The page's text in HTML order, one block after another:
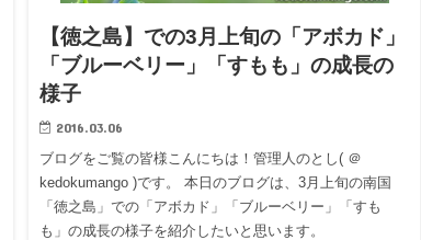
【徳之島】での3月上旬の「アボカド」
「ブルーベリー」「すもも」の成長の
様子
2016.03.06
ブログをご覧の皆様こんにちは！管理人のとし( ＠
kedokumango )です。 本日のブログは、3月上旬の南国
「徳之島」での「アボカド」「ブルーベリー」「すも
も」の成長の様子を紹介したいと思います。